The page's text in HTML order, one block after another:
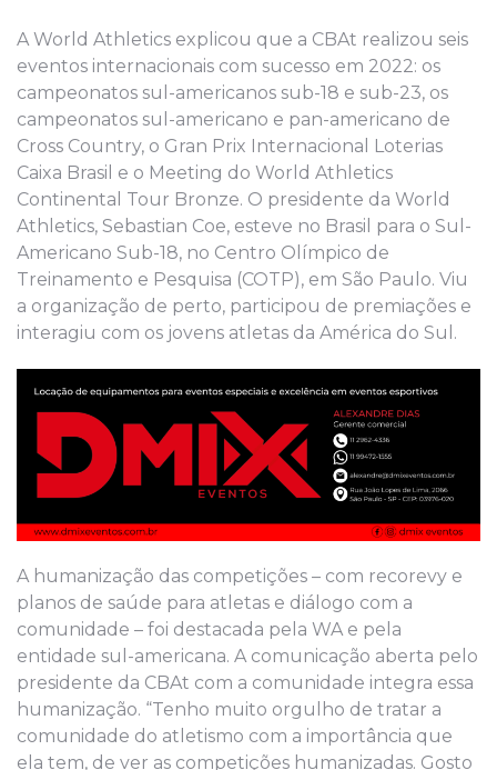
A World Athletics explicou que a CBAt realizou seis
eventos internacionais com sucesso em 2022: os
campeonatos sul-americanos sub-18 e sub-23, os
campeonatos sul-americano e pan-americano de
Cross Country, o Gran Prix Internacional Loterias
Caixa Brasil e o Meeting do World Athletics
Continental Tour Bronze. O presidente da World
Athletics, Sebastian Coe, esteve no Brasil para o Sul-
Americano Sub-18, no Centro Olímpico de
Treinamento e Pesquisa (COTP), em São Paulo. Viu
a organização de perto, participou de premiações e
interagiu com os jovens atletas da América do Sul.
A humanização das competições – com recorevy e
planos de saúde para atletas e diálogo com a
comunidade – foi destacada pela WA e pela
entidade sul-americana. A comunicação aberta pelo
presidente da CBAt com a comunidade integra essa
humanização. “Tenho muito orgulho de tratar a
comunidade do atletismo com a importância que
ela tem, de ver as competições humanizadas. Gosto